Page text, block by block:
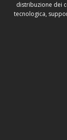
distribuzione dei
tecnologica,